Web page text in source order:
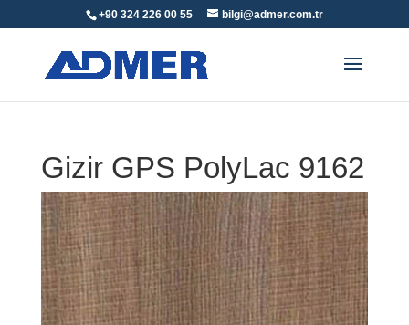
+90 324 226 00 55 bilgi@admer.com.tr
Gizir GPS PolyLac 9162